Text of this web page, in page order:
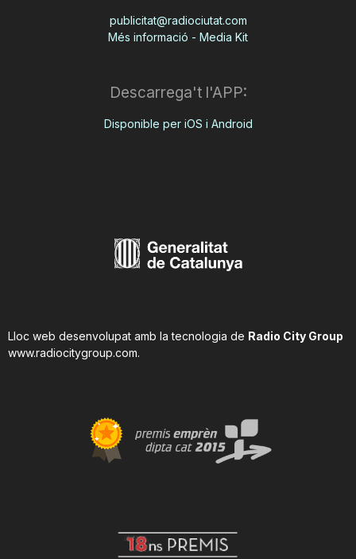
publicitat@radiociutat.com
Més informació - Media Kit
Descarrega't l'APP:
Disponible per iOS i Android
Lloc web desenvolupat amb la tecnologia de Radio City Group
www.radiocitygroup.com.